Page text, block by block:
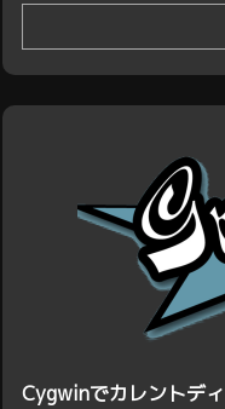
Cygwinでカレントデ